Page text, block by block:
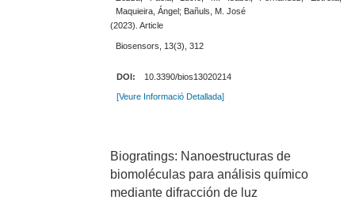
Maquieira, Ángel; Bañuls, M. José
(2023). Article
Biosensors, 13(3), 312
DOI: 10.3390/bios13020214
[Veure Informació Detallada]
Biogratings: Nanoestructuras de
biomoléculas para análisis químico
mediante difracción de luz